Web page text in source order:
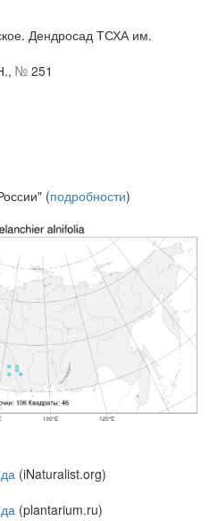
Дендросад ТСХА им.
№ 251
(подробности)
(iNaturalist.org)
(plantarium.ru)